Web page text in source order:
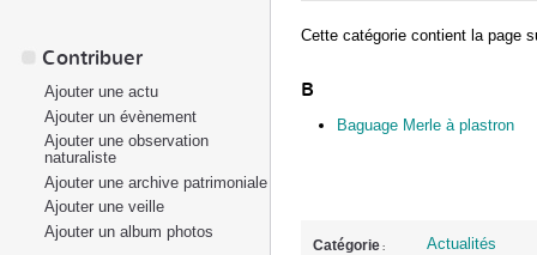
Cette catégorie contient la page
B
Baguage Merle à plastron
Catégorie : Actualités
Contribuer
Ajouter une actu
Ajouter un évènement
Ajouter une observation
naturaliste
Ajouter une archive patrimoniale
Ajouter une veille
Ajouter un album photos